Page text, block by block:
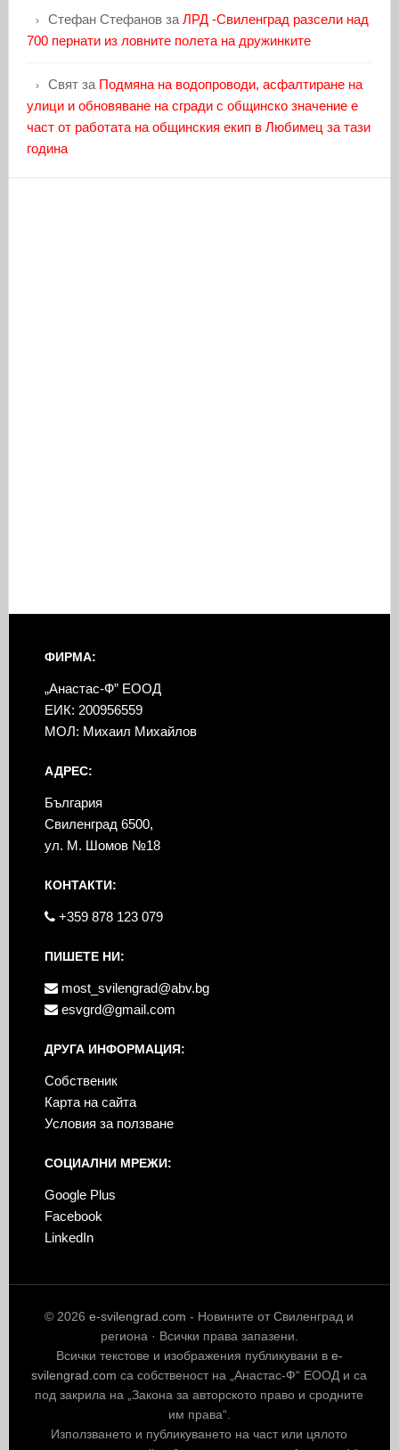
Стефан СтефановзаЛРД -Свиленград разсели над
700 пернати из ловните полета на дружинките
Святза Подмяна на водопроводи, асфалтиране на
улици и обновяване на сгради с общинско значение е
част от работата на общинския екип в Любимец за тази
година
ФИРМА:
„Анастас-Ф” ЕООД
ЕИК: 200956559
МОЛ: Михаил Михайлов
АДРЕС:
България
Свиленград 6500,
ул. М. Шомов №18
КОНТАКТИ:
+359 878 123 079
ПИШЕТЕ НИ:
most_svilengrad@abv.bg
esvgrd@gmail.com
ДРУГА ИНФОРМАЦИЯ:
Собственик
Карта на сайта
Условия за ползване
СОЦИАЛНИ МРЕЖИ:
Google Plus
Facebook
LinkedIn
© 2026e-svilengrad.com - Новините от Свиленград и
региона · Всички права запазени.
Всички текстове и изображения публикувани в e-
svilengrad.com са собственост на „Анастас-Ф“ ЕООД и са
под закрила на „Закона за авторското право и сродните
им права“.
Използването и публикуването на част или цялото